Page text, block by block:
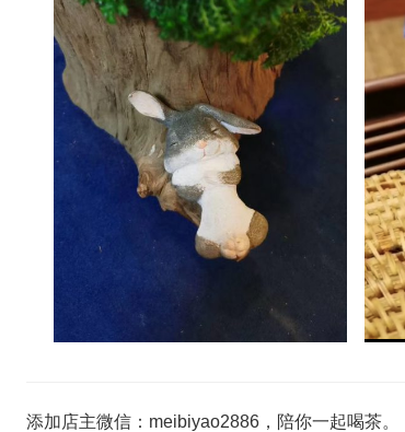
添加店主微信：meibiyao2886，陪你一起喝茶。